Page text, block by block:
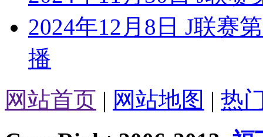
2024年12月8日 J联赛
播
网站首页 | 网站地图 | 热